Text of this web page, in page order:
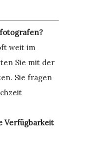
weit im
Sie mit der
Sie fragen
Verfügbarkeit